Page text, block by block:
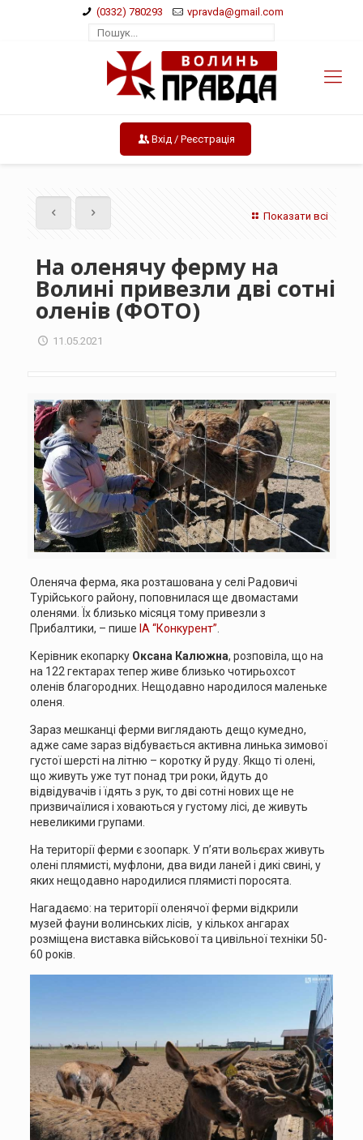
(0332) 780293 vpravda@gmail.com
Вхід / Реєстрація
Показати всі
На оленячу ферму на
Волині привезли дві сотні
оленів (ФОТО)
11.05.2021
Оленяча ферма, яка розташована у селі Радовичі
Турійського району, поповнилася ще двомастами
оленями. Їх близько місяця тому привезли з
Прибалтики, – пишеІА “Конкурент”
Керівник екопарку Оксана Калюжна, розповіла, що на
на 122 гектарах тепер живе близько чотирьохсот
оленів благородних. Нещодавно народилося маленьке
оленя.
Зараз мешканці ферми виглядають дещо кумедно,
адже саме зараз відбувається активна линька зимової
густої шерсті на літню – коротку й руду. Якщо ті олені,
що живуть уже тут понад три роки, йдуть до
відвідувачів і їдять з рук, то дві сотні нових ще не
призвичаїлися і ховаються у густому лісі, де живуть
невеликими групами.
На території ферми є зоопарк. У п’яти вольєрах живуть
олені плямисті, муфлони, два види ланей і дикі свині, у
яких нещодавно народилися плямисті поросята.
Нагадаємо: на території оленячої ферми відкрили
музей фауни волинських лісів, у кількох ангарах
розміщена виставка військової та цивільної техніки 50-
60 років.